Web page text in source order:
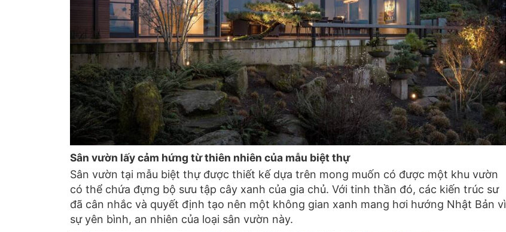
Sân vườn lấy cảm hứng từ thiên nhiên của mẫu biệt thự
Sân vườn tại mẫu biệt thự được thiết kế dựa trên mong muốn có được một khu vườn
có thể chứa đựng bộ sưu tập cây xanh của gia chủ. Với tinh thần đó, các kiến trúc sư
đã cân nhắc và quyết định tạo nên một không gian xanh mang hơi hướng Nhật Bản vì
sự yên bình, an nhiên của loại sân vườn này.